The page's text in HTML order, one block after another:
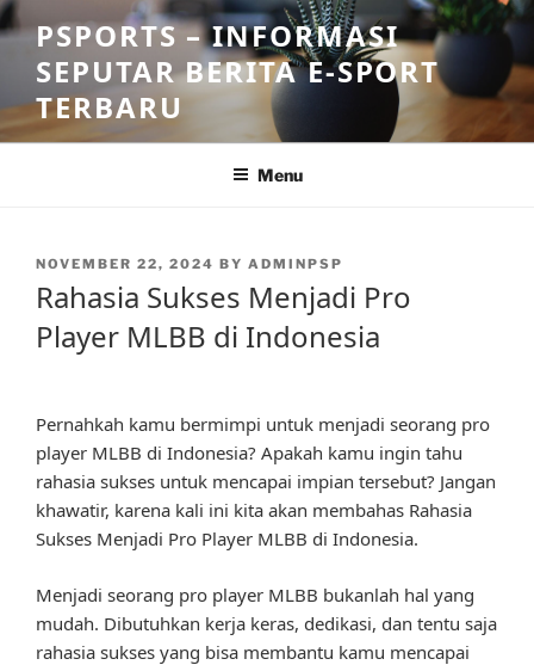
Skip
to
content
PSPORTS – INFORMASI
SEPUTAR BERITA E-SPORT
TERBARU
Menu
POSTED
NOVEMBER 22, 2024 BY ADMINPSP
Rahasia Sukses Menjadi Pro
Player MLBB di Indonesia
Pernahkah kamu bermimpi untuk menjadi seorang pro
player MLBB di Indonesia? Apakah kamu ingin tahu
rahasia sukses untuk mencapai impian tersebut? Jangan
khawatir, karena kali ini kita akan membahas Rahasia
Sukses Menjadi Pro Player MLBB di Indonesia.
Menjadi seorang pro player MLBB bukanlah hal yang
mudah. Dibutuhkan kerja keras, dedikasi, dan tentu saja
rahasia sukses yang bisa membantu kamu mencapai